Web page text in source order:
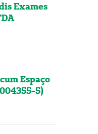
Exames
Espaço
5)